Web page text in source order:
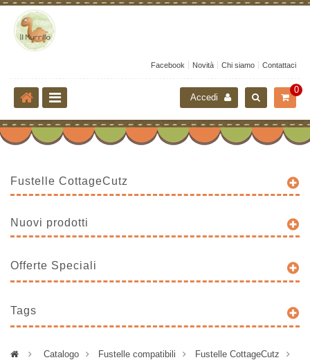
Facebook Novità Chi siamo Contattaci
0
Accedi
Fustelle CottageCutz
Nuovi prodotti
Offerte Speciali
Tags
> Catalogo > Fustelle compatibili >
Fustelle CottageCutz